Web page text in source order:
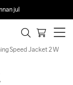
jul
Speed Jacket 2 W